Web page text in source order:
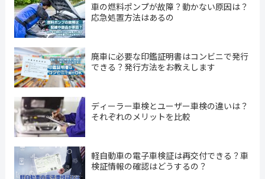
車の燃料ポンプが故障？動かない原因は？
応急処置方法はあるの
廃車に必要な印鑑証明書はコンビニで発行
できる？発行方法をお教えします
ディーラー車検とユーザー車検の違いは？
それぞれのメリットを比較
軽自動車の電子車検証は再交付できる？車
検証情報の確認はどうするの？